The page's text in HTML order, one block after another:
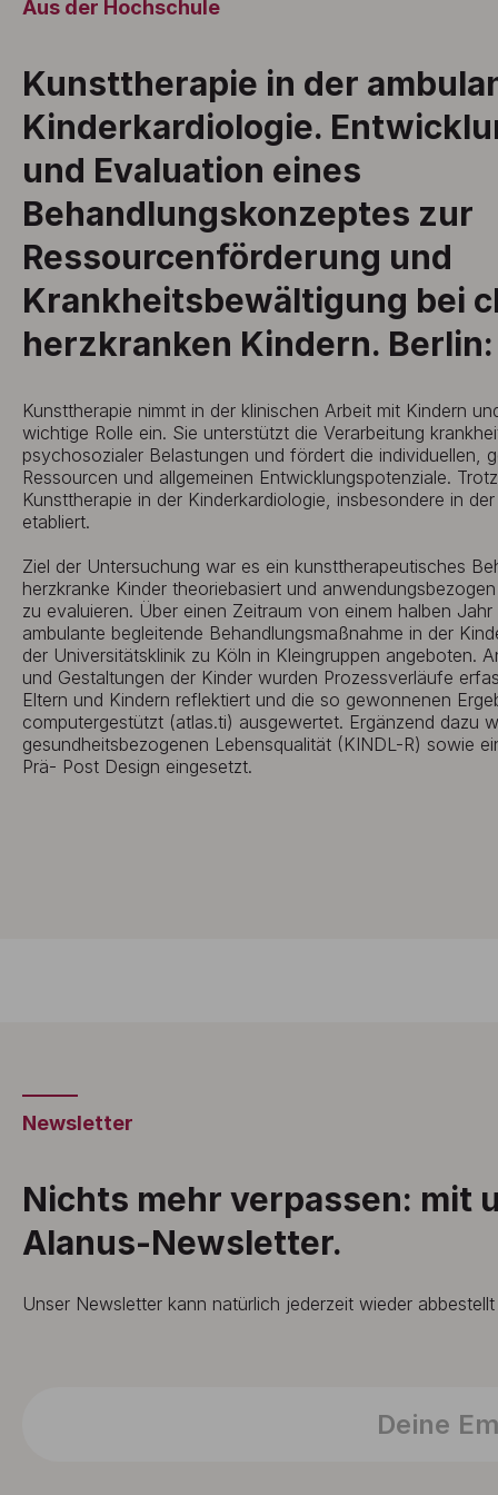
Aus der Hochschule
Kunsttherapie in der
Kinderkardiologie.
und Evaluation eines
Behandlungskonzeptes zur
Ressourcenförderung und
Krankheitsbewältigung bei
herzkranken Kindern.
Kunsttherapie nimmt in der klinischen Arbeit mit Kindern
wichtige Rolle ein. Sie unterstützt die Verarbeitung
psychosozialer Belastungen und fördert die individuellen,
Ressourcen und allgemeinen Entwicklungspotenziale.
Kunsttherapie in der Kinderkardiologie, insbesondere in
etabliert.
Ziel der Untersuchung war es ein kunsttherapeutisches
herzkranke Kinder theoriebasiert und
zu evaluieren. Über einen Zeitraum von einem halben
ambulante begleitende Behandlungsmaßnahme in der
der Universitätsklinik zu Köln in Kleingruppen angeboten.
und Gestaltungen der Kinder wurden Prozessverläufe
Eltern und Kindern reflektiert und die so gewonnenen
computergestützt (atlas.ti) ausgewertet. Ergänzend dazu
gesundheitsbezogenen Lebensqualität (KINDL-R) sowie
Prä- Post Design eingesetzt.
Newsletter
Nichts mehr verpassen: mit
Alanus-Newsletter.
Unser Newsletter kann natürlich jederzeit wieder